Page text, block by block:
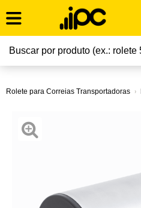
Rolete para Correias Transportadoras